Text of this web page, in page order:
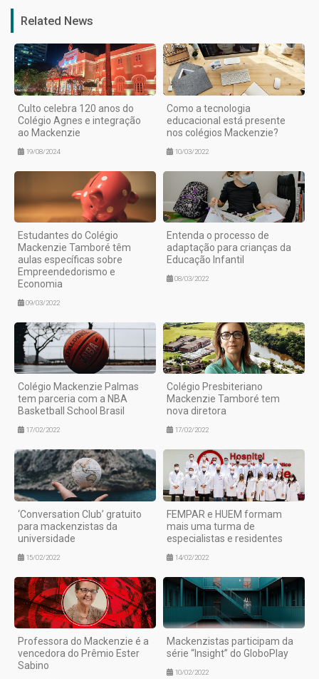
Related News
Culto celebra 120 anos do
Colégio Agnes e integração
ao Mackenzie
19/08/2024
Como a tecnologia
educacional está presente
nos colégios Mackenzie?
10/03/2022
Estudantes do Colégio
Mackenzie Tamboré têm
aulas específicas sobre
Empreendedorismo e
Economia
09/03/2022
Entenda o processo de
adaptação para crianças da
Educação Infantil
08/03/2022
Colégio Mackenzie Palmas
tem parceria com a NBA
Basketball School Brasil
17/02/2022
Colégio Presbiteriano
Mackenzie Tamboré tem
nova diretora
17/02/2022
‘Conversation Club’ gratuito
para mackenzistas da
universidade
15/02/2022
FEMPAR e HUEM formam
mais uma turma de
especialistas e residentes
14/02/2022
Professora do Mackenzie é a
vencedora do Prêmio Ester
Sabino
Mackenzistas participam da
série “Insight” do GloboPlay
10/02/2022